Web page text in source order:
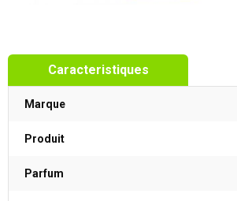
Caracteristiques
Marque
Produit
Parfum